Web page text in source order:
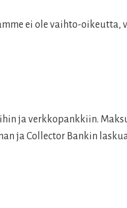
ei ole vaihto-oikeutta,
ja verkkopankkiin.
ja Collector Bankin